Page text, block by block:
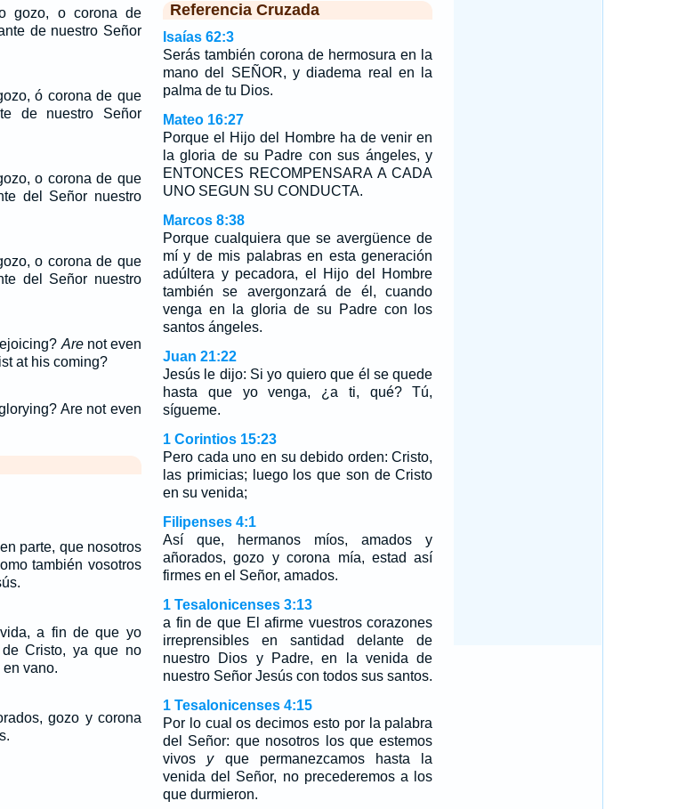
gozo, o corona de
de nuestro Señor
ó corona de que
de nuestro Señor
o corona de que
del Señor nuestro
o corona de que
del Señor nuestro
Arenot even
at his coming?
Are not even
parte, que nosotros
también vosotros
a fin de que yo
Cristo, ya que no
vano.
gozo y corona
Referencia Cruzada
Isaías 62:3
Serás también corona de hermosura en la
mano del SEÑOR, y diadema real en la
palma de tu Dios.
Mateo 16:27
Porque el Hijo del Hombre ha de venir en
la gloria de su Padre con sus ángeles, y
ENTONCES RECOMPENSARA A CADA
UNO SEGUN SU CONDUCTA.
Marcos 8:38
Porque cualquiera que se avergüence de
mí y de mis palabras en esta generación
adúltera y pecadora, el Hijo del Hombre
también se avergonzará de él, cuando
venga en la gloria de su Padre con los
santos ángeles.
Juan 21:22
Jesús le dijo: Si yo quiero que él se quede
hasta que yo venga, ¿a ti, qué? Tú,
sígueme.
1 Corintios 15:23
Pero cada uno en su debido orden: Cristo,
las primicias; luego los que son de Cristo
en su venida;
Filipenses 4:1
Así que, hermanos míos, amados y
añorados, gozo y corona mía, estad así
firmes en el Señor, amados.
1 Tesalonicenses 3:13
a fin de que El afirme vuestros corazones
irreprensibles en santidad delante de
nuestro Dios y Padre, en la venida de
nuestro Señor Jesús con todos sus santos.
1 Tesalonicenses 4:15
Por lo cual os decimos esto por la palabra
del Señor: que nosotros los que estemos
vivos yque permanezcamos hasta la
venida del Señor, no precederemos a los
que durmieron.